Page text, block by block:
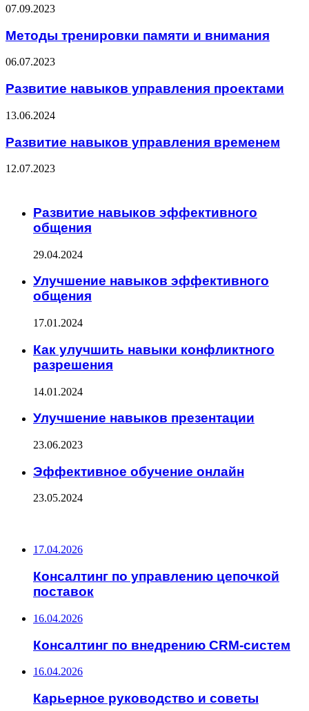
07.09.2023
Методы тренировки памяти и внимания
06.07.2023
Развитие навыков управления проектами
13.06.2024
Развитие навыков управления временем
12.07.2023
Развитие навыков эффективного
общения
29.04.2024
Улучшение навыков эффективного
общения
17.01.2024
Как улучшить навыки конфликтного
разрешения
14.01.2024
Улучшение навыков презентации
23.06.2023
Эффективное обучение онлайн
23.05.2024
17.04.2026
Консалтинг по управлению цепочкой
поставок
16.04.2026
Консалтинг по внедрению CRM-систем
16.04.2026
Карьерное руководство и советы